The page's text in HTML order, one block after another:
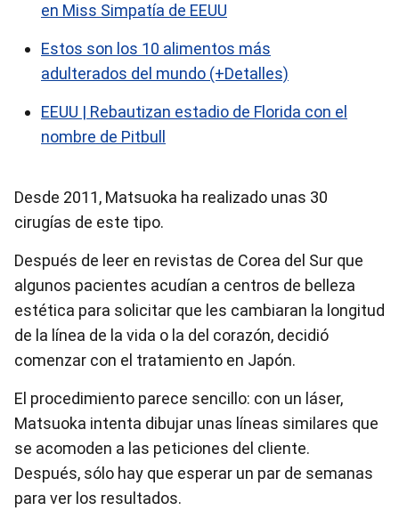
en Miss Simpatía de EEUU
Estos son los 10 alimentos más
adulterados del mundo (+Detalles)
EEUU | Rebautizan estadio de Florida con el
nombre de Pitbull
Desde 2011, Matsuoka ha realizado unas 30
cirugías de este tipo.
Después de leer en revistas de Corea del Sur que
algunos pacientes acudían a centros de belleza
estética para solicitar que les cambiaran la longitud
de la línea de la vida o la del corazón, decidió
comenzar con el tratamiento en Japón.
El procedimiento parece sencillo: con un láser,
Matsuoka intenta dibujar unas líneas similares que
se acomoden a las peticiones del cliente.
Después, sólo hay que esperar un par de semanas
para ver los resultados.